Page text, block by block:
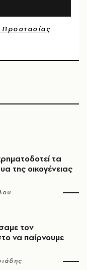
τα
της οικογένειας
τον
να παίρνουμε
Προστασίας